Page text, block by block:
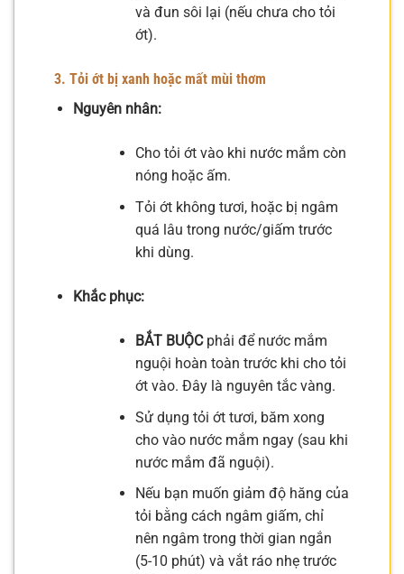
và đun sôi lại (nếu chưa cho tỏi
ớt).
3. Tỏi ớt bị xanh hoặc mất mùi thơm
Nguyên nhân:
Cho tỏi ớt vào khi nước mắm còn
nóng hoặc ấm.
Tỏi ớt không tươi, hoặc bị ngâm
quá lâu trong nước/giấm trước
khi dùng.
Khắc phục:
BẮT BUỘCphải để nước mắm
nguội hoàn toàn trước khi cho tỏi
ớt vào. Đây là nguyên tắc vàng.
Sử dụng tỏi ớt tươi, băm xong
cho vào nước mắm ngay (sau khi
nước mắm đã nguội).
Nếu bạn muốn giảm độ hăng của
tỏi bằng cách ngâm giấm, chỉ
nên ngâm trong thời gian ngắn
(5-10 phút) và vắt ráo nhẹ trước